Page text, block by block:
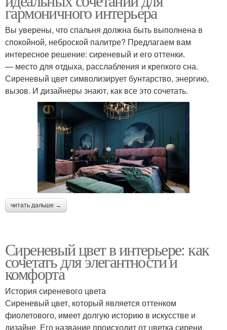
гармоничного интерьера
Вы уверены, что спальня должна быть выполнена в
спокойной, неброской палитре? Предлагаем вам
интересное решение: сиреневый и его оттенки.
— место для отдыха, расслабления и крепкого сна.
Сиреневый цвет символизирует бунтарство, энергию,
вызов. И дизайнеры знают, как все это сочетать.
читать дальше →
Сиреневый цвет в интерьере: как
сочетать для элегантности и
комфорта
История сиреневого цвета
Сиреневый цвет, который является оттенком
фиолетового, имеет долгую историю в искусстве и
дизайне. Его название происходит от цветка сирени,